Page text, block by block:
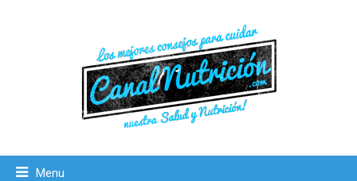
Menu